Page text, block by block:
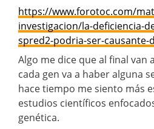
https://www.forotoc.com/
investigacion/la-deficiencia-
spred2-podria-ser-causante-
Algo me dice que al final van
cada gen va a haber alguna
hace tiempo me siento más
estudios científicos
genética.